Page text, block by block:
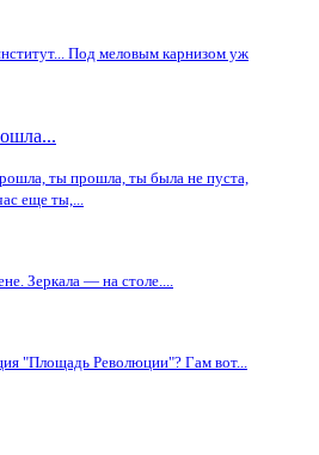
Под меловым карнизом уж
ты прошла, ты была не пуста,
еще ты,...
Зеркала — на столе....
"Площадь Революции"? Гам вот...